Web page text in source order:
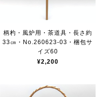
柄杓・風炉用・茶道具・長さ約
33㎝・No.260623-03・梱包サ
イズ60
¥2,200